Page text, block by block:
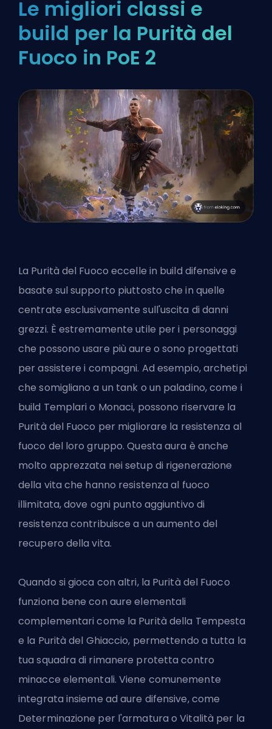
Le migliori classi e
build per la Purità del
Fuoco in PoE 2
La Purità del Fuoco eccelle in build difensive e
basate sul supporto piuttosto che in quelle
centrate esclusivamente sull'uscita di danni
grezzi. È estremamente utile per i personaggi
che possono usare più aure o sono progettati
per assistere i compagni. Ad esempio, archetipi
che somigliano a un tank o un paladino, come i
build Templari o Monaci, possono riservare la
Purità del Fuoco per migliorare la resistenza al
fuoco del loro gruppo. Questa aura è anche
molto apprezzata nei setup di rigenerazione
della vita che hanno resistenza al fuoco
illimitata, dove ogni punto aggiuntivo di
resistenza contribuisce a un aumento del
recupero della vita.
Quando si gioca con altri, la Purità del Fuoco
funziona bene con aure elementali
complementari come la Purità della Tempesta
e la Purità del Ghiaccio, permettendo a tutta la
tua squadra di rimanere protetta contro
minacce elementali. Viene comunemente
integrata insieme ad aure difensive, come
Determinazione per l'armatura o Vitalità per la